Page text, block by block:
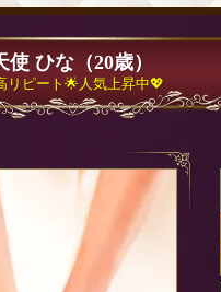
使 ひな（20歳）
リピート🌟人気上昇中💖